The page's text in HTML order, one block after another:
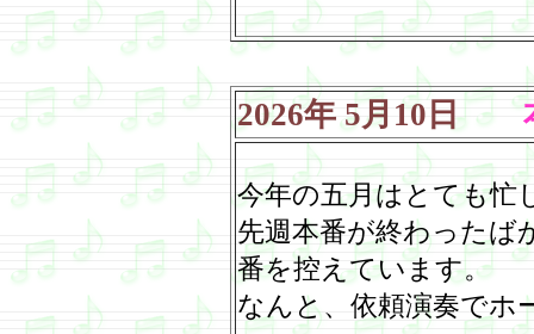
2026年5月 10 日本
今年の五月はとても忙
先週本番が終わったば
番を控えています。
なんと、依頼演奏でホ